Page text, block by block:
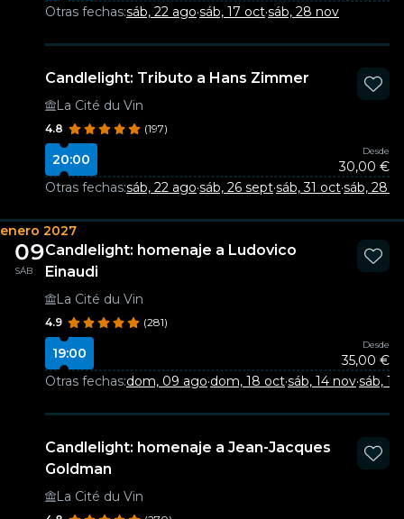
Otras fechas:sáb, 22 ago·sáb, 17 oct·sáb, 28 nov
Candlelight: Tributo a Hans Zimmer
La Cité du Vin
4.8 (197)
20:00
Desde
30,00 €
Otras fechas:sáb, 22 ago·sáb, 26 sept·sáb, 31 oct·sáb, 28
enero 2027
09
SÁB
Candlelight: homenaje a Ludovico
Einaudi
La Cité du Vin
4.9 (281)
19:00
Desde
35,00 €
Otras fechas:dom, 09 ago·dom, 18 oct·sáb, 14 nov·sáb, 12
Candlelight: homenaje a Jean-Jacques
Goldman
La Cité du Vin